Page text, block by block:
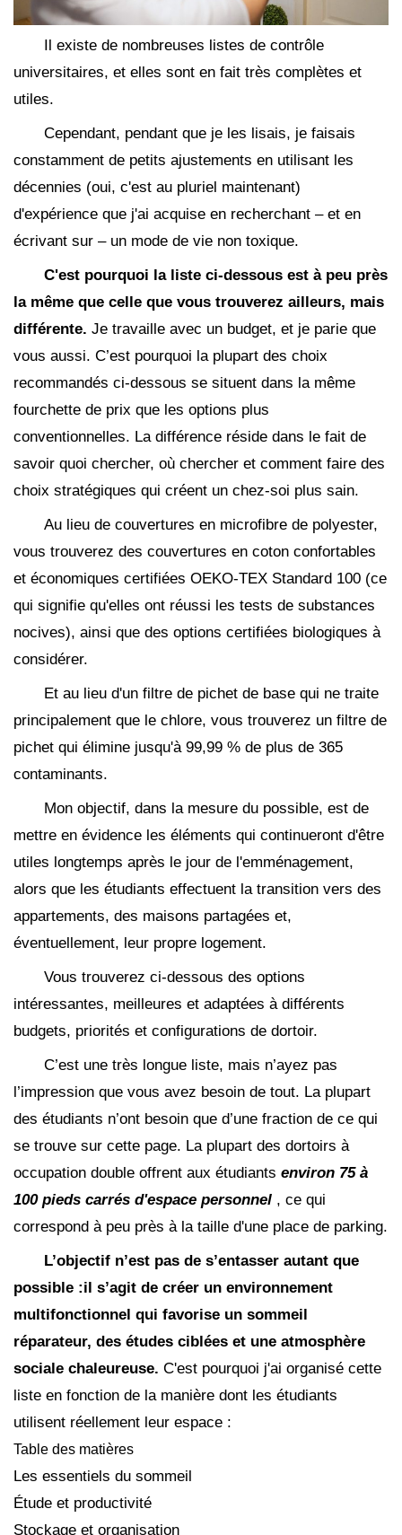
Il existe de nombreuses listes de contrôle
universitaires, et elles sont en fait très complètes et
utiles.
Cependant, pendant que je les lisais, je faisais
constamment de petits ajustements en utilisant les
décennies (oui, c'est au pluriel maintenant)
d'expérience que j'ai acquise en recherchant – et en
écrivant sur – un mode de vie non toxique.
C'est pourquoi la liste ci-dessous est à peu près
la même que celle que vous trouverez ailleurs, mais
différente. Je travaille avec un budget, et je parie que
vous aussi. C’est pourquoi la plupart des choix
recommandés ci-dessous se situent dans la même
fourchette de prix que les options plus
conventionnelles. La différence réside dans le fait de
savoir quoi chercher, où chercher et comment faire des
choix stratégiques qui créent un chez-soi plus sain.
Au lieu de couvertures en microfibre de polyester,
vous trouverez des couvertures en coton confortables
et économiques certifiées OEKO-TEX Standard 100 (ce
qui signifie qu'elles ont réussi les tests de substances
nocives), ainsi que des options certifiées biologiques à
considérer.
Et au lieu d'un filtre de pichet de base qui ne traite
principalement que le chlore, vous trouverez un filtre de
pichet qui élimine jusqu'à 99,99 % de plus de 365
contaminants.
Mon objectif, dans la mesure du possible, est de
mettre en évidence les éléments qui continueront d'être
utiles longtemps après le jour de l'emménagement,
alors que les étudiants effectuent la transition vers des
appartements, des maisons partagées et,
éventuellement, leur propre logement.
Vous trouverez ci-dessous des options
intéressantes, meilleures et adaptées à différents
budgets, priorités et configurations de dortoir.
C’est une très longue liste, mais n’ayez pas
l’impression que vous avez besoin de tout. La plupart
des étudiants n’ont besoin que d’une fraction de ce qui
se trouve sur cette page. La plupart des dortoirs à
occupation double offrent aux étudiants environ 75 à
100 pieds carrés d'espace personnel , ce qui
correspond à peu près à la taille d'une place de parking.
L’objectif n’est pas de s’entasser autant que
possible :il s’agit de créer un environnement
multifonctionnel qui favorise un sommeil
réparateur, des études ciblées et une atmosphère
sociale chaleureuse. C'est pourquoi j'ai organisé cette
liste en fonction de la manière dont les étudiants
utilisent réellement leur espace :
Table des matières
Les essentiels du sommeil
Étude et productivité
Stockage et organisation